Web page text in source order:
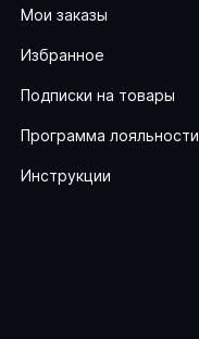
Мои заказы
Избранное
Подписки на товары
Программа лояльности
Инструкции